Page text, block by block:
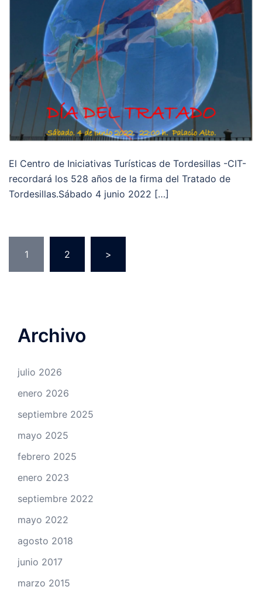
El Centro de Iniciativas Turísticas de Tordesillas -CIT-
recordará los 528 años de la firma del Tratado de
Tordesillas.Sábado 4 junio 2022 […]
entradas
1 2 >
Archivo
julio 2026
enero 2026
septiembre 2025
mayo 2025
febrero 2025
enero 2023
septiembre 2022
mayo 2022
agosto 2018
junio 2017
marzo 2015